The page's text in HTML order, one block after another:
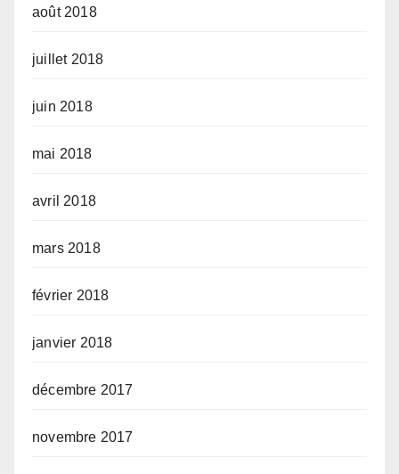
août 2018
juillet 2018
juin 2018
mai 2018
avril 2018
mars 2018
février 2018
janvier 2018
décembre 2017
novembre 2017